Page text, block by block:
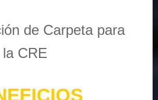
de Carpeta para
la CRE